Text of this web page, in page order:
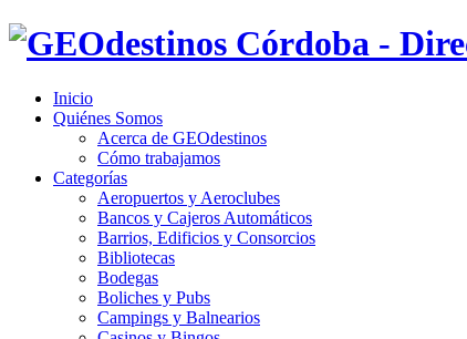
Inicio
Quiénes Somos
Acerca de GEOdestinos
Cómo trabajamos
Categorías
Aeropuertos y Aeroclubes
Bancos y Cajeros Automáticos
Barrios, Edificios y Consorcios
Bibliotecas
Bodegas
Boliches y Pubs
Campings y Balnearios